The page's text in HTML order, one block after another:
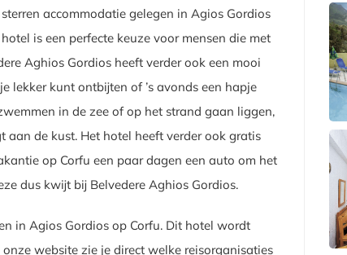
accommodatie gelegen in Agios Gordios
is een perfecte keuze voor mensen die met
Aghios Gordios heeft verder ook een mooi
lekker kunt ontbijten of ’s avonds een hapje
in de zee of op het strand gaan liggen,
aan de kust. Het hotel heeft verder ook gratis
op Corfu een paar dagen een auto om het
dus kwijt bij Belvedere Aghios Gordios.
in Agios Gordios op Corfu. Dit hotel wordt
website zie je direct welke reisorganisaties